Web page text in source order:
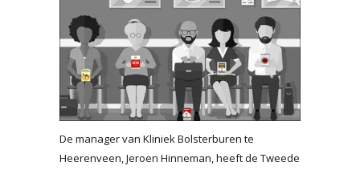
De manager van Kliniek Bolsterburen te
Heerenveen, Jeroen Hinneman, heeft de Tweede